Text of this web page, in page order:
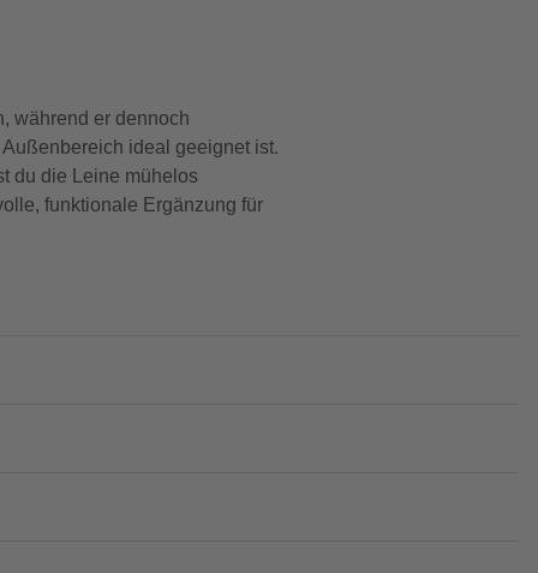
während er dennoch
ideal geeignet ist.
du die Leine mühelos
funktionale Ergänzung für